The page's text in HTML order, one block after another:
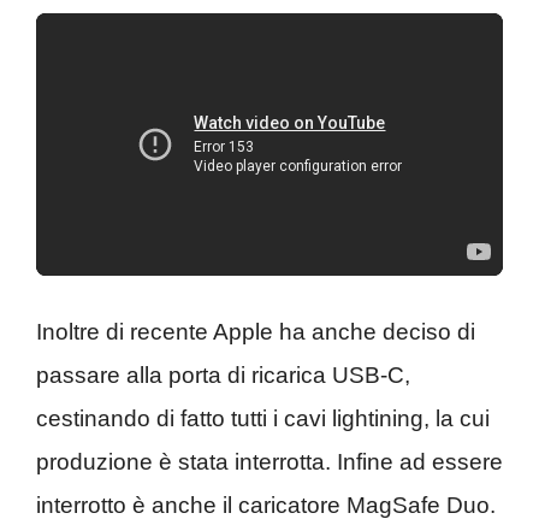
Inoltre di recente Apple ha anche deciso di
passare alla porta di ricarica USB-C,
cestinando di fatto tutti i cavi lightining, la cui
produzione è stata interrotta. Infine ad essere
interrotto è anche il caricatore MagSafe Duo.